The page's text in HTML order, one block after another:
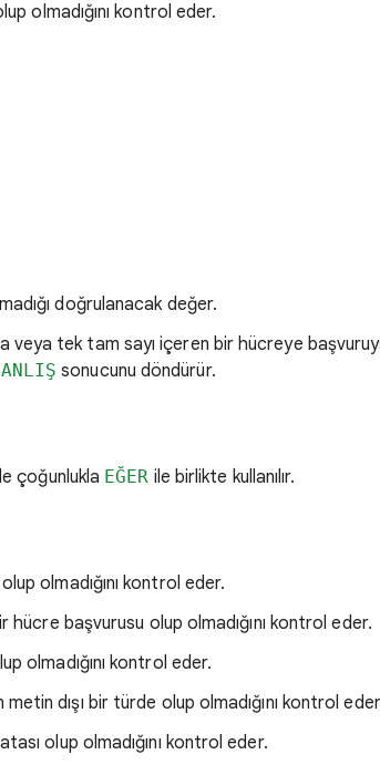
olmadığını kontrol eder.
doğrulanacak değer.
veya tek tam sayı içeren bir hücreye
sonucunu döndürür.
çoğunlukla EĞER ile birlikte kullanılır.
olmadığını kontrol eder.
hücre başvurusu olup olmadığını kontrol eder.
olmadığını kontrol eder.
metin dışı bir türde olup olmadığını kontrol
olup olmadığını kontrol eder.